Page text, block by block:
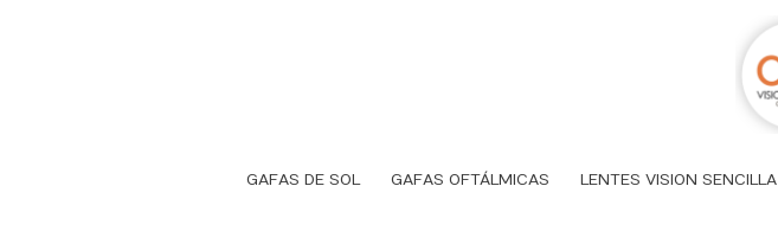
GAFAS DE SOL GAFAS OFTÁLMICAS LENTES VISION SENCILLA